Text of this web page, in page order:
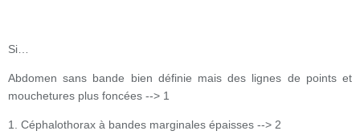
Si…
Abdomen sans bande bien définie mais des lignes de points et
mouchetures plus foncées --> 1
1. Céphalothorax à bandes marginales épaisses --> 2